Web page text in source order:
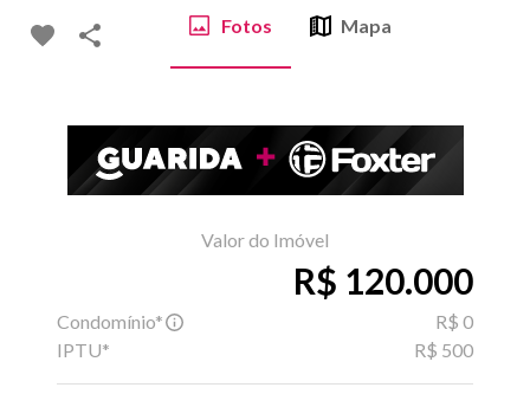
Fotos Mapa
Valor do Imóvel
R$ 120.000
Condomínio*
R$ 0
IPTU*
R$ 500